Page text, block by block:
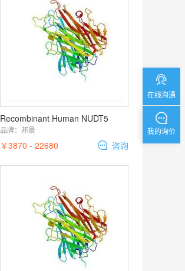
Recombinant Human NUDT5
品牌： 邦景
￥3870 - 22680 咨询
在线沟通
我的询价